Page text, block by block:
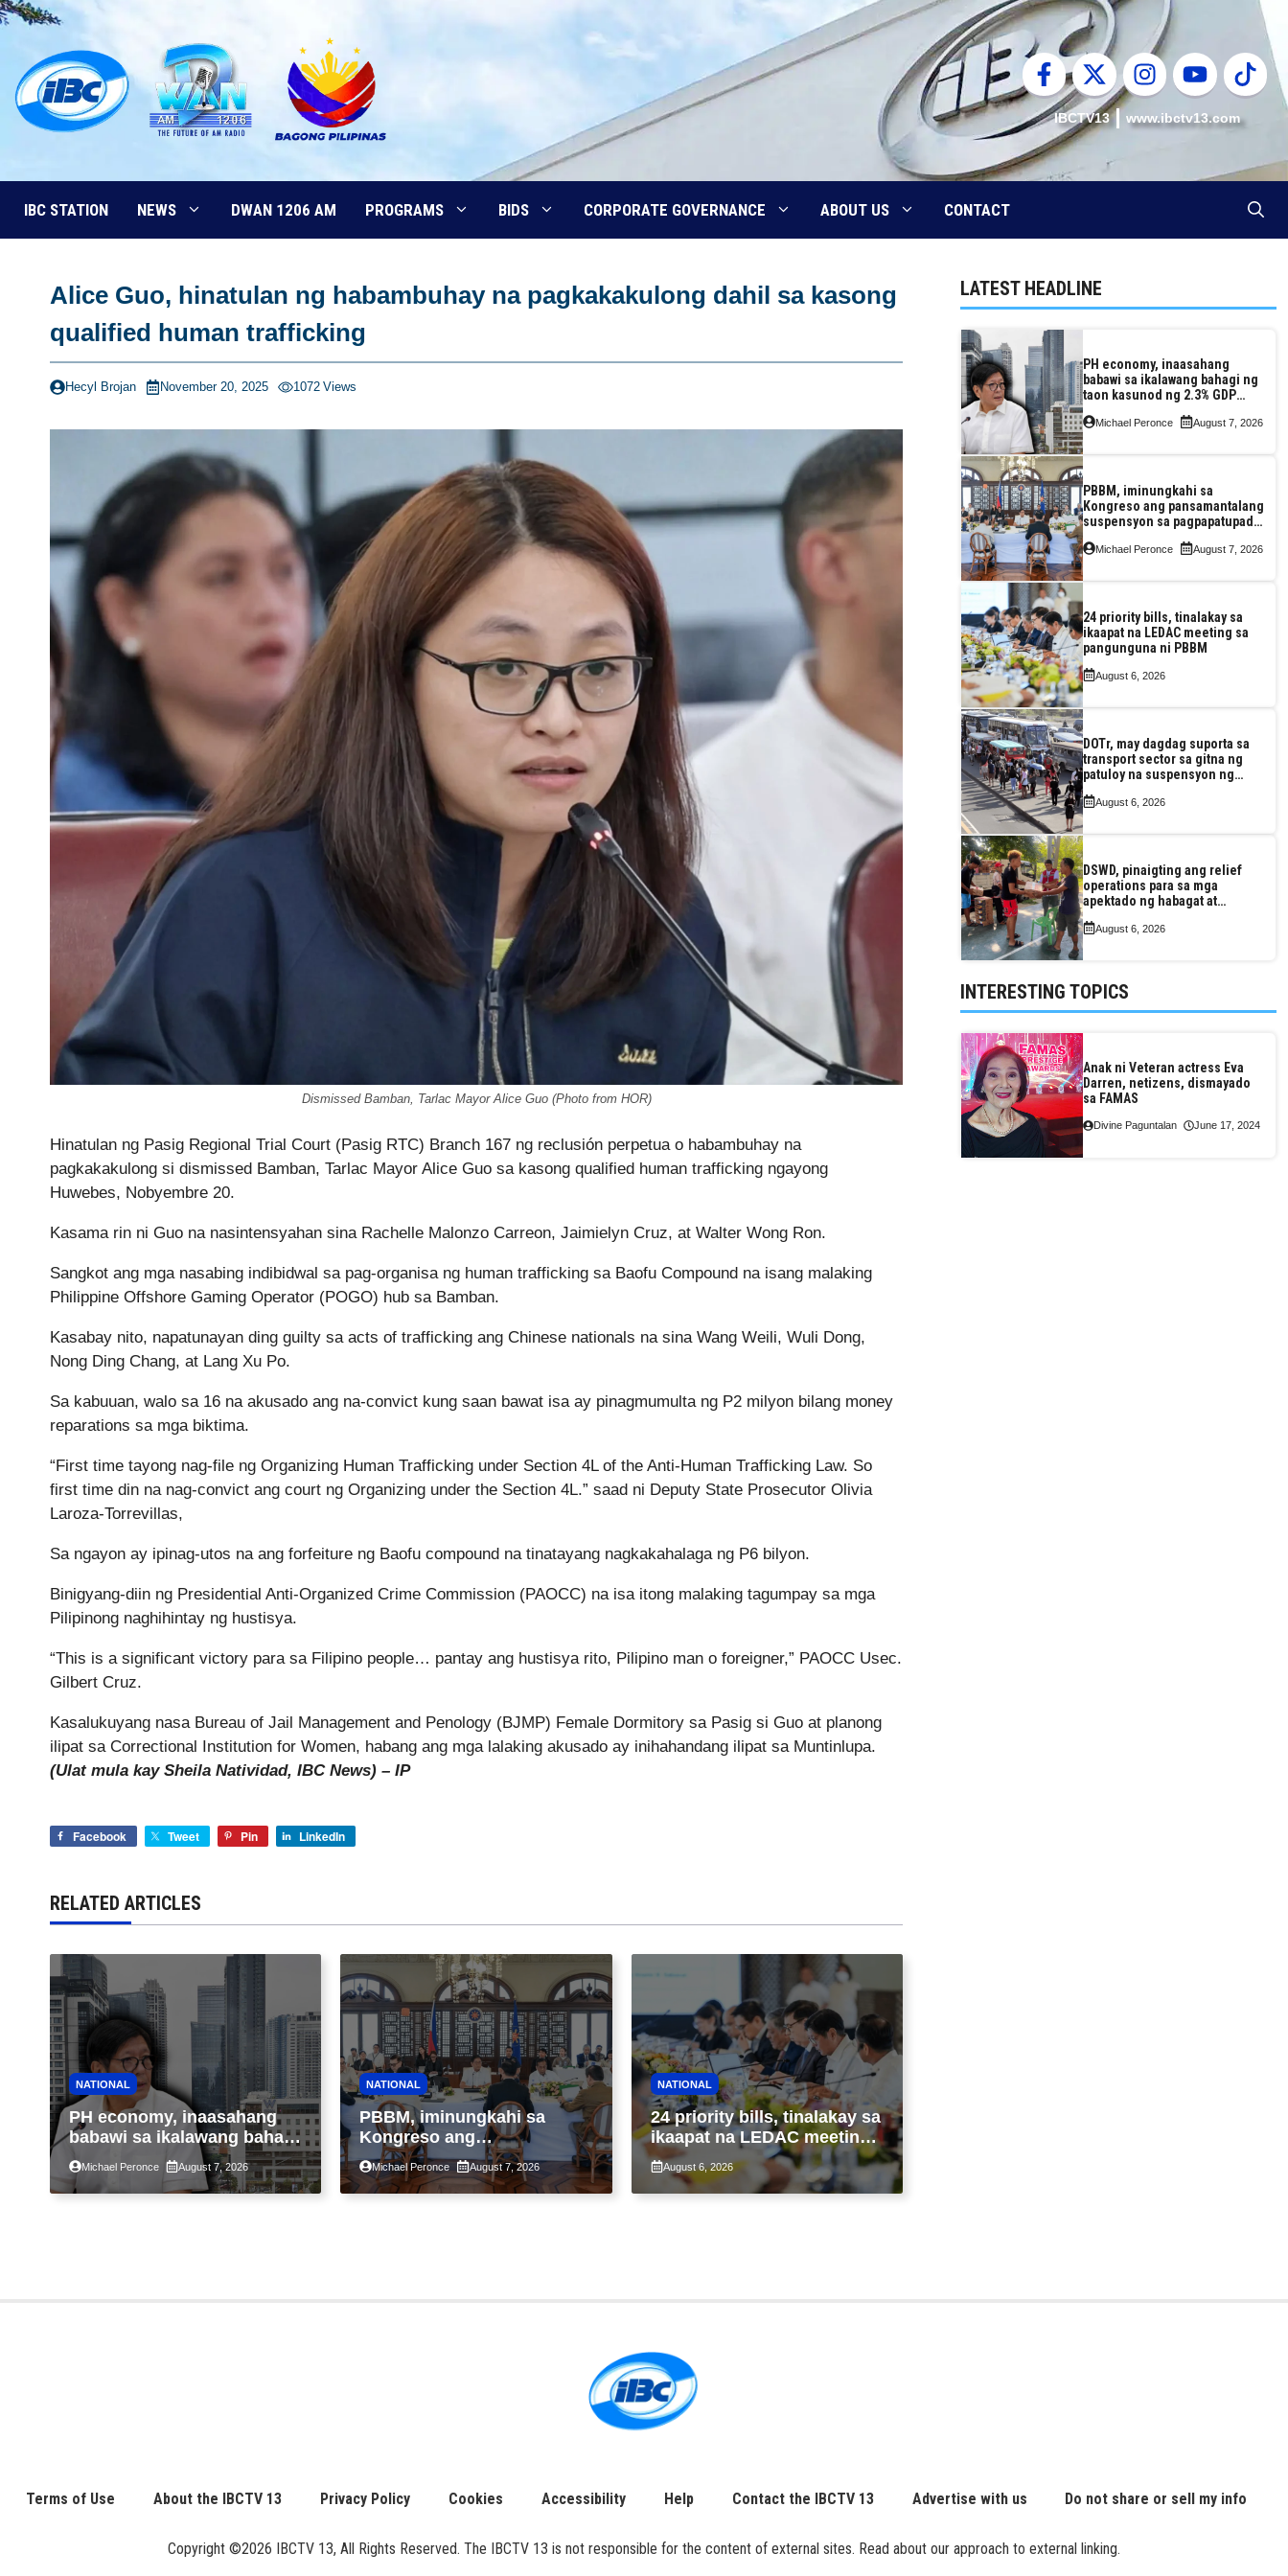
Skip
content
IBCTV13 www.ibctv13.com
IBC STATION NEWS DWAN 1206 AM PROGRAMS BIDS CORPORATE GOVERNANCE ABOUT US CONTACT
Alice Guo, hinatulan ng habambuhay na pagkakakulong dahil sa kasong
qualified human trafficking
Hecyl Brojan November 20, 2025 1072 Views
Dismissed Bamban, Tarlac Mayor Alice Guo (Photo from HOR)
Hinatulan ng Pasig Regional Trial Court (Pasig RTC) Branch 167 ng reclusión perpetua o habambuhay na
pagkakakulong si dismissed Bamban, Tarlac Mayor Alice Guo sa kasong qualified human trafficking ngayong
Huwebes, Nobyembre 20.
Kasama rin ni Guo na nasintensyahan sina Rachelle Malonzo Carreon, Jaimielyn Cruz, at Walter Wong Ron.
Sangkot ang mga nasabing indibidwal sa pag-organisa ng human trafficking sa Baofu Compound na isang malaking
Philippine Offshore Gaming Operator (POGO) hub sa Bamban.
Kasabay nito, napatunayan ding guilty sa acts of trafficking ang Chinese nationals na sina Wang Weili, Wuli Dong,
Nong Ding Chang, at Lang Xu Po.
Sa kabuuan, walo sa 16 na akusado ang na-convict kung saan bawat isa ay pinagmumulta ng P2 milyon bilang money
reparations sa mga biktima.
“First time tayong nag-file ng Organizing Human Trafficking under Section 4L of the Anti-Human Trafficking Law. So
first time din na nag-convict ang court ng Organizing under the Section 4L.” saad ni Deputy State Prosecutor Olivia
Laroza-Torrevillas,
Sa ngayon ay ipinag-utos na ang forfeiture ng Baofu compound na tinatayang nagkakahalaga ng P6 bilyon.
Binigyang-diin ng Presidential Anti-Organized Crime Commission (PAOCC) na isa itong malaking tagumpay sa mga
Pilipinong naghihintay ng hustisya.
“This is a significant victory para sa Filipino people… pantay ang hustisya rito, Pilipino man o foreigner,” PAOCC Usec.
Gilbert Cruz.
Kasalukuyang nasa Bureau of Jail Management and Penology (BJMP) Female Dormitory sa Pasig si Guo at planong
ilipat sa Correctional Institution for Women, habang ang mga lalaking akusado ay inihahandang ilipat sa Muntinlupa.
(Ulat mula kay Sheila Natividad, IBC News) – IP
Facebook Tweet Pin LinkedIn
RELATED ARTICLES
NATIONAL
PH economy, inaasahang
babawi sa ikalawang bahagi
ng taon kasunod ng 2.3%
GDP dulot ng Middle East
war, pagkaantala ng public
Michael Peronce August 7, 2026
NATIONAL
PBBM, iminungkahi sa
Kongreso ang
pansamantalang
suspensyon sa
pagpapatupad ng Real
Michael Peronce August 7, 2026
NATIONAL
24 priority bills, tinalakay sa
ikaapat na LEDAC meeting
sa pangunguna ni PBBM
August 6, 2026
LATEST HEADLINE
PH economy, inaasahang
babawi sa ikalawang bahagi ng
taon kasunod ng 2.3% GDP
pagkaantala ng public
Michael Peronce August 7, 2026
PBBM, iminungkahi sa
Kongreso ang pansamantalang
suspensyon sa pagpapatupad
Assessment Reform Act
Michael Peronce August 7, 2026
24 priority bills, tinalakay sa
ikaapat na LEDAC meeting sa
pangunguna ni PBBM
August 6, 2026
DOTr, may dagdag suporta sa
transport sector sa gitna ng
patuloy na suspensyon ng
August 6, 2026
DSWD, pinaigting ang relief
operations para sa mga
apektado ng habagat at
August 6, 2026
INTERESTING TOPICS
Anak ni Veteran actress Eva
Darren, netizens, dismayado
sa FAMAS
Divine Paguntalan June 17, 2024
Terms of Use About the IBCTV 13 Privacy Policy Cookies Accessibility Help Contact the IBCTV 13 Advertise with us Do not share or sell my info
Copyright ©2026 IBCTV 13, All Rights Reserved. The IBCTV 13 is not responsible for the content of external sites. Read about our approach to external linking.